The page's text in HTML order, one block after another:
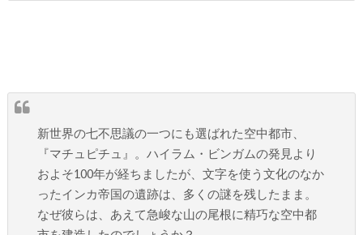
新世界の七不思議の一つにも選ばれた空中都市、
『マチュピチュ』。ハイラム・ビンガムの発見より
およそ100年が経ちましたが、文字を使う文化のなか
ったインカ帝国の遺跡は、多くの謎を残したまま。
なぜ彼らは、あえて急峻な山の尾根に精巧な空中都